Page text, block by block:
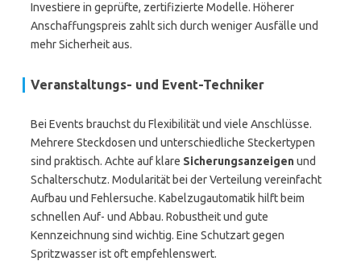
Investiere in geprüfte, zertifizierte Modelle. Höherer
Anschaffungspreis zahlt sich durch weniger Ausfälle und
mehr Sicherheit aus.
Veranstaltungs- und Event-Techniker
Bei Events brauchst du Flexibilität und viele Anschlüsse.
Mehrere Steckdosen und unterschiedliche Steckertypen
sind praktisch. Achte auf klare Sicherungsanzeigenund
Schalterschutz. Modularität bei der Verteilung vereinfacht
Aufbau und Fehlersuche. Kabelzugautomatik hilft beim
schnellen Auf- und Abbau. Robustheit und gute
Kennzeichnung sind wichtig. Eine Schutzart gegen
Spritzwasser ist oft empfehlenswert.